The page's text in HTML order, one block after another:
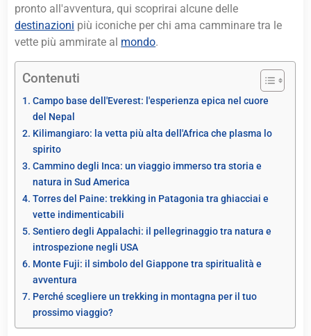
pronto all'avventura, qui scoprirai alcune delle
destinazioni più iconiche per chi ama camminare tra le
vette più ammirate al mondo.
Contenuti
Campo base dell'Everest: l'esperienza epica nel cuore
del Nepal
Kilimangiaro: la vetta più alta dell'Africa che plasma lo
spirito
Cammino degli Inca: un viaggio immerso tra storia e
natura in Sud America
Torres del Paine: trekking in Patagonia tra ghiacciai e
vette indimenticabili
Sentiero degli Appalachi: il pellegrinaggio tra natura e
introspezione negli USA
Monte Fuji: il simbolo del Giappone tra spiritualità e
avventura
Perché scegliere un trekking in montagna per il tuo
prossimo viaggio?